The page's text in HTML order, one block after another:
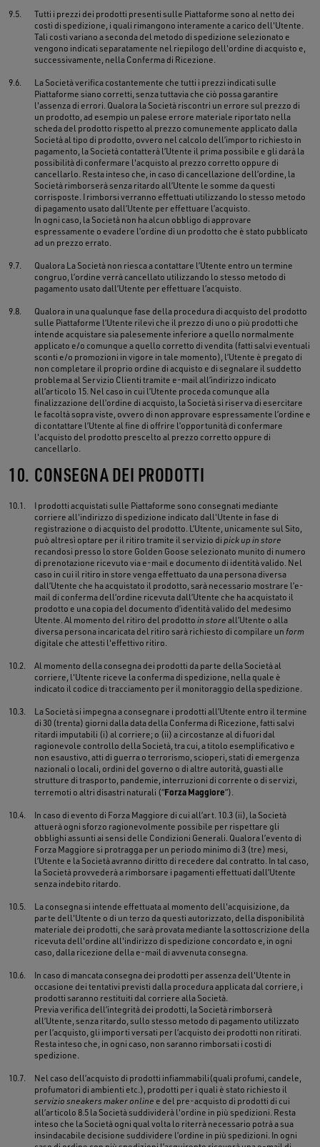
9.5.
Tutti i prezzi dei prodotti presenti sulle Piattaforme sono al netto dei
costi di spedizione, i quali rimangono interamente a carico dell'Utente.
Tali costi variano a seconda del metodo di spedizione selezionato e
vengono indicati separatamente nel riepilogo dell'ordine di acquisto e,
successivamente, nella Conferma di Ricezione.
9.6.
La Società verifica costantemente che tutti i prezzi indicati sulle
Piattaforme siano corretti, senza tuttavia che ciò possa garantire
l'assenza di errori. Qualora la Società riscontri un errore sul prezzo di
un prodotto, ad esempio un palese errore materiale riportato nella
scheda del prodotto rispetto al prezzo comunemente applicato dalla
Società al tipo di prodotto, ovvero nel calcolo dell’importo richiesto in
pagamento, la Società contatterà l’Utente il prima possibile e gli darà la
possibilità di confermare l'acquisto al prezzo corretto oppure di
cancellarlo. Resta inteso che, in caso di cancellazione dell’ordine, la
Società rimborserà senza ritardo all’Utente le somme da questi
corrisposte. I rimborsi verranno effettuati utilizzando lo stesso metodo
di pagamento usato dall’Utente per effettuare l’acquisto.
In ogni caso, la Società non ha alcun obbligo di approvare
espressamente o evadere l’ordine di un prodotto che è stato pubblicato
ad un prezzo errato.
9.7.
Qualora La Società non riesca a contattare l’Utente entro un termine
congruo, l’ordine verrà cancellato utilizzando lo stesso metodo di
pagamento usato dall’Utente per effettuare l’acquisto.
9.8.
Qualora in una qualunque fase della procedura di acquisto del prodotto
sulle Piattaforme l’Utente rilevi che il prezzo di uno o più prodotti che
intende acquistare sia palesemente inferiore a quello normalmente
applicato e/o comunque a quello corretto di vendita (fatti salvi eventuali
sconti e/o promozioni in vigore in tale momento), l’Utente è pregato di
non completare il proprio ordine di acquisto e di segnalare il suddetto
problema al Servizio Clienti tramite e-mail all’indirizzo indicato
all’articolo 15. Nel caso in cui l’Utente proceda comunque alla
finalizzazione dell’ordine di acquisto, la Società si riserva di esercitare
le facoltà sopra viste, ovvero di non approvare espressamente l’ordine e
di contattare l’Utente al fine di offrire l’opportunità di confermare
l'acquisto del prodotto prescelto al prezzo corretto oppure di
cancellarlo.
10. CONSEGNA DEI PRODOTTI
10.1.
I prodotti acquistati sulle Piattaforme sono consegnati mediante
corriere all'indirizzo di spedizione indicato dall'Utente in fase di
registrazione o di acquisto del prodotto. L’Utente, unicamente sul Sito,
può altresì optare per il ritiro tramite il servizio dipick up in store
recandosi presso lo store Golden Goose selezionato munito di numero
di prenotazione ricevuto via e-mail e documento di identità valido. Nel
caso in cui il ritiro in store venga effettuato da una persona diversa
dall’Utente che ha acquistato il prodotto, sarà necessario mostrare l’e-
mail di conferma dell’ordine ricevuta dall’Utente che ha acquistato il
prodotto e una copia del documento d’identità valido del medesimo
Utente. Al momento del ritiro del prodottoin store all’Utente o alla
diversa persona incaricata del ritiro sarà richiesto di compilare un form
digitale che attesti l'effettivo ritiro.
10.2.
Al momento della consegna dei prodotti da parte della Società al
corriere, l'Utente riceve la conferma di spedizione, nella quale è
indicato il codice di tracciamento per il monitoraggio della spedizione.
10.3.
La Società si impegna a consegnare i prodotti all’Utente entro il termine
di 30 (trenta) giorni dalla data della Conferma di Ricezione, fatti salvi
ritardi imputabili (i) al corriere; o (ii) a circostanze al di fuori dal
ragionevole controllo della Società, tra cui, a titolo esemplificativo e
non esaustivo, atti di guerra o terrorismo, scioperi, stati di emergenza
nazionali o locali, ordini del governo o di altre autorità, guasti alle
strutture di trasporto, pandemie, interruzioni di corrente o di servizi,
terremoti o altri disastri naturali (“Forza Maggiore”).
10.4.
In caso di evento di Forza Maggiore di cui all’art. 10.3 (ii), la Società
attuerà ogni sforzo ragionevolmente possibile per rispettare gli
obblighi assunti ai sensi delle Condizioni Generali. Qualora l’evento di
Forza Maggiore si protragga per un periodo minimo di 3 (tre) mesi,
l’Utente e la Società avranno diritto di recedere dal contratto. In tal caso,
la Società provvederà a rimborsare i pagamenti effettuati dall’Utente
senza indebito ritardo.
10.5.
La consegna si intende effettuata al momento dell'acquisizione, da
parte dell'Utente o di un terzo da questi autorizzato, della disponibilità
materiale dei prodotti, che sarà provata mediante la sottoscrizione della
ricevuta dell'ordine all'indirizzo di spedizione concordato e, in ogni
caso, dalla ricezione della e-mail di avvenuta consegna.
10.6.
In caso di mancata consegna dei prodotti per assenza dell'Utente in
occasione dei tentativi previsti dalla procedura applicata dal corriere, i
prodotti saranno restituiti dal corriere alla Società.
Previa verifica dell’integrità dei prodotti, la Società rimborserà
all’Utente, senza ritardo, sullo stesso metodo di pagamento utilizzato
per l’acquisto, gli importi versati per l’acquisto dei prodotti non ritirati.
Resta inteso che, in ogni caso, non saranno rimborsati i costi di
spedizione.
10.7. Nel caso dell’acquisto di prodotti infiammabili(quali profumi, candele,
profumatori di ambienti etc.), prodotti per i quali è stato richiesto il
servizio sneakers maker online e del pre-acquisto di prodotti di cui
all’articolo 8.5 la Società suddividerà l'ordine in più spedizioni. Resta
inteso che la Società ogni qual volta lo riterrà necessario potrà a sua
insindacabile decisione suddividere l’ordine in più spedizioni. In ogni